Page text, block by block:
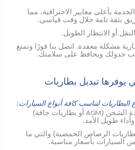
بأعلى معايير الاحترافية، مما
بثقة تامة خلال وقت قياسي.
أو الانتظار الطويل.
مشكلة معقدة. اتصل بنا فورًا وتمتع
جدولك ويحافظ على سلامتك.
يوفرها تبديل بطاريات
لتناسب كافة أنواع السيارات:
الشحن (AGM أو بطاريات جافة)
طويل الأمد.
الرصاص الحمضية) والتي ما
السيارات بأسعار مناسبة.